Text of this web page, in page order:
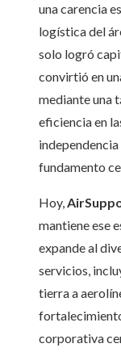
una carencia
logística del
solo logró
convirtió en
mediante una
eficiencia en
fundamento
Hoy,
mantiene ese
expande al
servicios,
tierra a
corporativa